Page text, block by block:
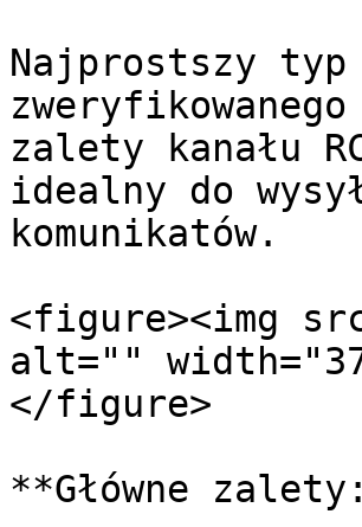
Najprostszy typ
zalety kanału
idealny do
komunikatów.
<figure><img
alt=""
</figure>
**Główne